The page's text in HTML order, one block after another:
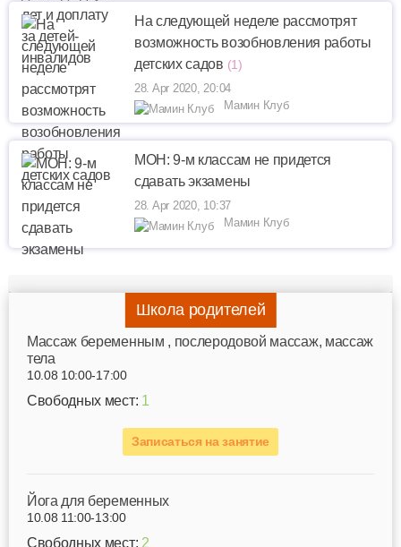
На следующей неделе рассмотрят
возможность возобновления работы
детских садов (1)
28. Apr 2020, 20:04
Мамин Клуб
МОН: 9-м классам не придется
сдавать экзамены
28. Apr 2020, 10:37
Мамин Клуб
Школа родителей
Mассаж беременным , послеродовой массаж, массаж
тела
10.08 10:00-17:00
Свободных мест: 1
Записаться на занятие
Йога для беременных
10.08 11:00-13:00
Свободных мест: 2